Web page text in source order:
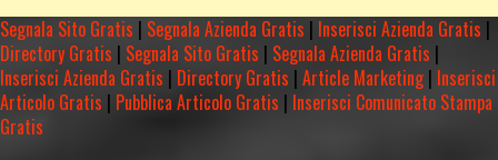
Segnala Sito Gratis | Segnala Azienda Gratis | Inserisci Azienda Gratis |
Directory Gratis | Segnala Sito Gratis | Segnala Azienda Gratis |
Inserisci Azienda Gratis | Directory Gratis | Article Marketing| Inserisci
Articolo Gratis | Pubblica Articolo Gratis | Inserisci Comunicato Stampa
Gratis